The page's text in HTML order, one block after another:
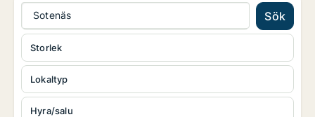
Sotenäs Sök
Lokaltyp
Hyra/salu
Storlek